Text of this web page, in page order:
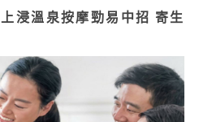
浸溫泉按摩勁易中招 寄生